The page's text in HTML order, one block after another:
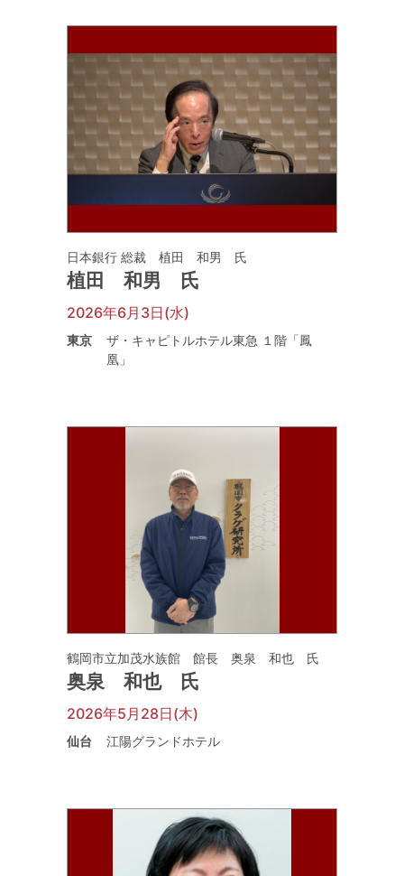
日本銀行 総裁 植田 和男 氏
植田 和男 氏
2026年6月3日(水)
東京
ザ・キャピトルホテル東急 １階「鳳
凰」
鶴岡市立加茂水族館 館長 奥泉 和也 氏
奥泉 和也 氏
2026年5月28日(木)
仙台 江陽グランドホテル